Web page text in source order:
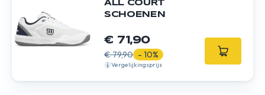
ALL COURT
SCHOENEN
€ 71,90
€ 79,90 - 10%
Vergelijkingsprijs